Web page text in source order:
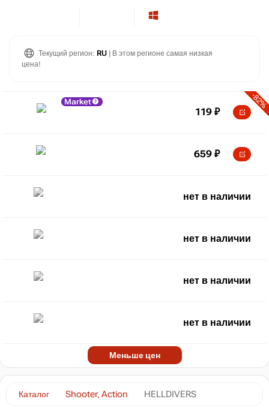
Каталог Shooter, Action HELLDIVERS
Текущий регион: RU | В этом регионе самая низкая
цена!
Market -82%
119 ₽
659 ₽
нет в наличии
нет в наличии
нет в наличии
нет в наличии
Меньше цен